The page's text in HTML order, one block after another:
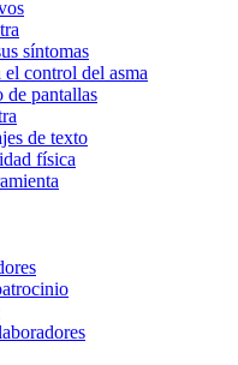
síntomas
control del asma
de pantallas
de texto
física